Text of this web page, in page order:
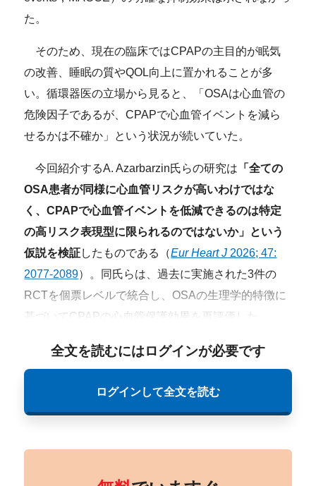
た。
そのため、現在の臨床ではCPAPの主目的が眠気
の改善、睡眠の質やQOL向上に置かれることが多
い。循環器医の立場から見ると、「OSAは心血管の
危険因子であるが、CPAPで心血管イベントを減ら
せるかは不確か」という状況が続いていた。
今回紹介するA. Azarbarzin氏らの研究は 「全ての
OSA患者が同様に心血管リスクが高いわけではな
く、CPAPで心血管イベントを低減できるのは特定
の高リスク表現型に限られるのではないか」という
仮説を検証したものである（Eur Heart J 2026; 47:
2077-2089）。同氏らは、過去に実施された3件の
RCTを個票レベルで統合し、OSAの生理学的特徴に
基づいてCPAPの心血管保護効果を再評価した。
全文を読むにはログインが必要です
ログインして全文を読む